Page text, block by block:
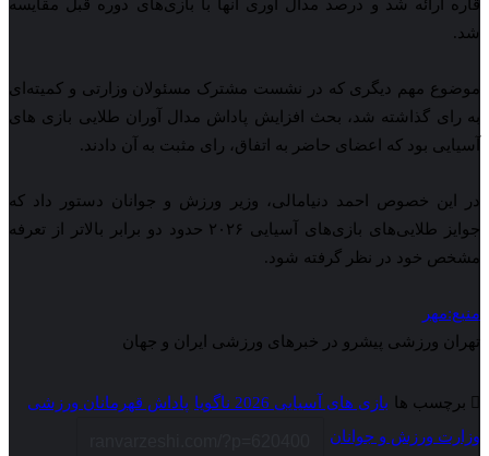
قاره ارائه شد و درصد مدال آوری آنها با بازی‌های دوره قبل مقایسه
شد.
موضوع مهم دیگری که در نشست مشترک مسئولان وزارتی و کمیته‌ای
به رای گذاشته شد، بحث افزایش پاداش مدال آوران طلایی بازی های
آسیایی بود که اعضای حاضر به اتفاق، رای مثبت به آن دادند.
در این خصوص احمد دنیامالی، وزیر ورزش و جوانان دستور داد که
جوایز طلایی‌های بازی‌های آسیایی ۲۰۲۶ حدود دو برابر بالاتر از تعرفه
مشخص خود در نظر گرفته شود.
منبع:مهر
تهران ورزشی پیشرو در خبرهای ورزشی ایران و جهان
برچسب ها بازی های آسیایی 2026 ناگویا
پاداش قهرمانان ورزشی
وزارت ورزش و جوانان